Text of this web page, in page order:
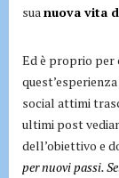
sua nuova vita
Ed è proprio per
social attimi
ultimi post
dell’obiettivo e
per nuovi passi.